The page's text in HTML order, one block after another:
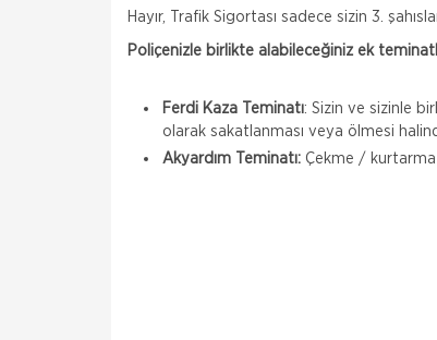
Hayır, Trafik Sigortası sadece sizin 3.
Poliçenizle birlikte alabileceğiniz ek
Ferdi Kaza Teminatı: Sizin ve sizinle
olarak sakatlanması veya ölmesi
Akyardım Teminatı: Çekme / kurtarma